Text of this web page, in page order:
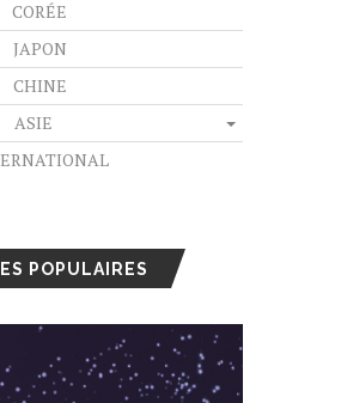
CORÉE
JAPON
CHINE
ASIE
POPULAIRES